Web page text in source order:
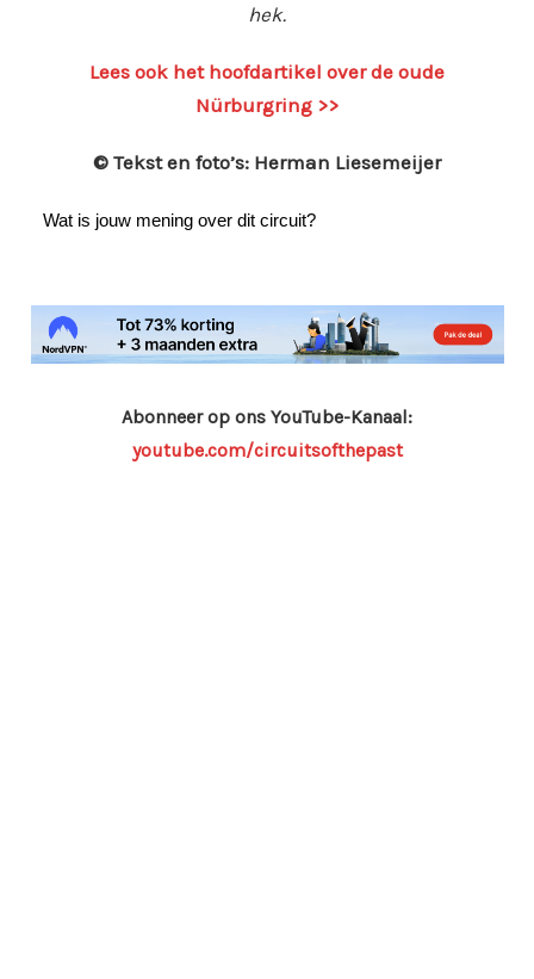
hek.
Lees ook het hoofdartikel over de oude
Nürburgring >>
© Tekst en foto’s: Herman Liesemeijer
Wat is jouw mening over dit circuit?
Abonneer op ons YouTube-Kanaal:
youtube.com/circuitsofthepast